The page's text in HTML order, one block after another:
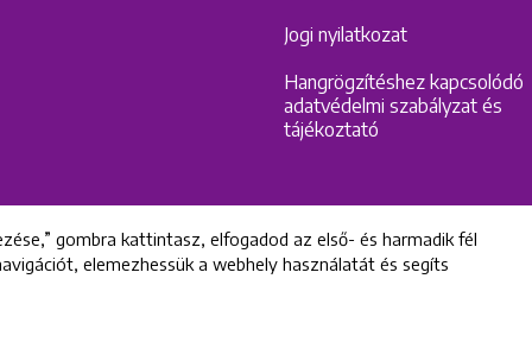
Jogi nyilatkozat
Hangrögzítéshez kapcsolódó
adatvédelmi szabályzat és
tájékoztató
All rights reserved © 2022 Uniklinik Dental and Implant Center
gombra kattintasz, elfogadod az első- és harmadik fél
elemezhessük a webhely használatát és segíts